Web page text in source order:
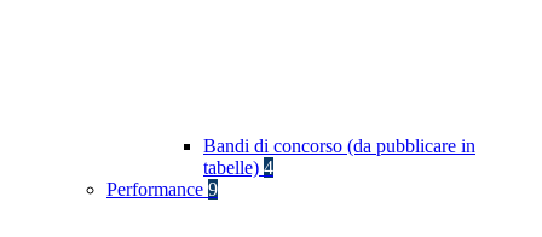
Bandi di concorso (da pubblicare in
tabelle) 4
Performance 9